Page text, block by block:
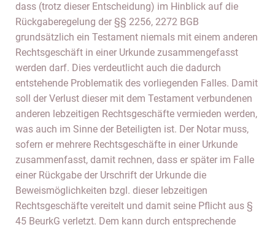
dass (trotz dieser Entscheidung) im Hinblick auf die
Rückgaberegelung der §§ 2256, 2272 BGB
grundsätzlich ein Testament niemals mit einem anderen
Rechtsgeschäft in einer Urkunde zusammengefasst
werden darf. Dies verdeutlicht auch die dadurch
entstehende Problematik des vorliegenden Falles. Damit
soll der Verlust dieser mit dem Testament verbundenen
anderen lebzeitigen Rechtsgeschäfte vermieden werden,
was auch im Sinne der Beteiligten ist. Der Notar muss,
sofern er mehrere Rechtsgeschäfte in einer Urkunde
zusammenfasst, damit rechnen, dass er später im Falle
einer Rückgabe der Urschrift der Urkunde die
Beweismöglichkeiten bzgl. dieser lebzeitigen
Rechtsgeschäfte vereitelt und damit seine Pflicht aus §
45 BeurkG verletzt. Dem kann durch entsprechende